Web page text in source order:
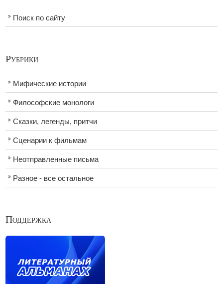
Поиск по сайту
Рубрики
Мифические истории
Философские монологи
Сказки, легенды, притчи
Сценарии к фильмам
Неотправленные письма
Разное - все остальное
Поддержка